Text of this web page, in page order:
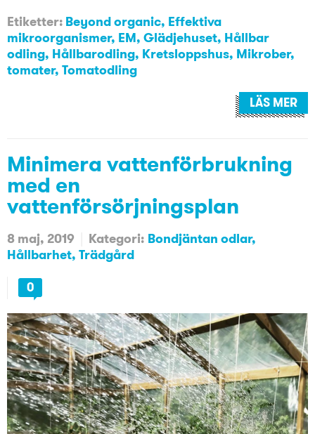
Etiketter: Beyond organic, Effektiva
mikroorganismer, EM, Glädjehuset, Hållbar
odling, Hållbarodling, Kretsloppshus, Mikrober,
tomater, Tomatodling
LÄS MER
Minimera vattenförbrukning
med en
vattenförsörjningsplan
8 maj, 2019 Kategori: Bondjäntan odlar
Hållbarhet Trädgård
0